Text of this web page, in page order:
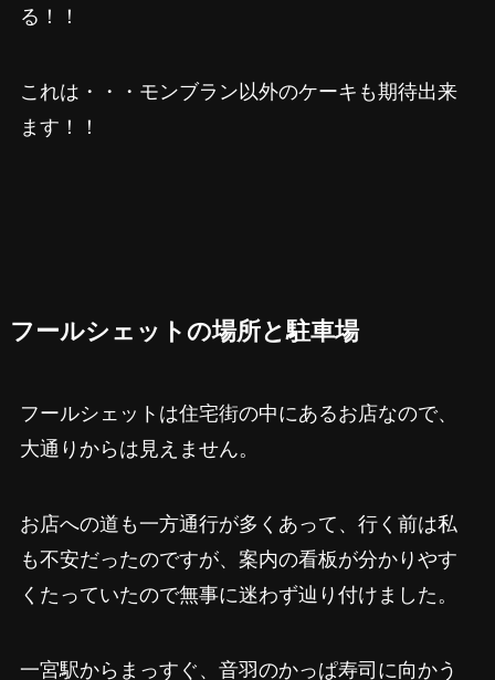
る！！
これは・・・モンブラン以外のケーキも期待出来
ます！！
フールシェットの場所と駐車場
フールシェットは住宅街の中にあるお店なので、
大通りからは見えません。
お店への道も一方通行が多くあって、行く前は私
も不安だったのですが、案内の看板が分かりやす
くたっていたので無事に迷わず辿り付けました。
一宮駅からまっすぐ、音羽のかっぱ寿司に向かう